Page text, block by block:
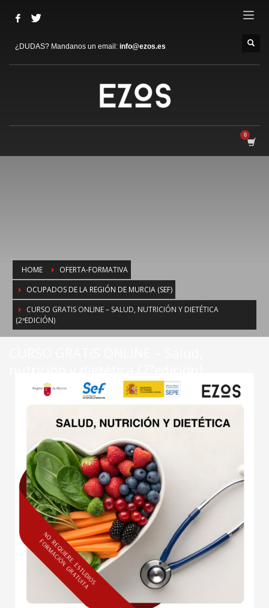
¿DUDAS? Mandanos un email: info@ezos.es
HOME
OFERTA-FORMATIVA
OCUPADOS DE LA REGIÓN DE MURCIA (SEF)
CURSO GRATIS ONLINE – SALUD, NUTRICIÓN Y DIETÉTICA
(2ªEDICIÓN)